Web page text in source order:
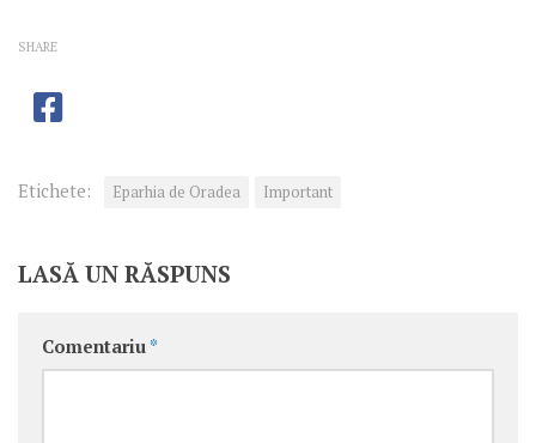
SHARE
Etichete: Eparhia de Oradea Important
LASĂ UN RĂSPUNS
Comentariu *